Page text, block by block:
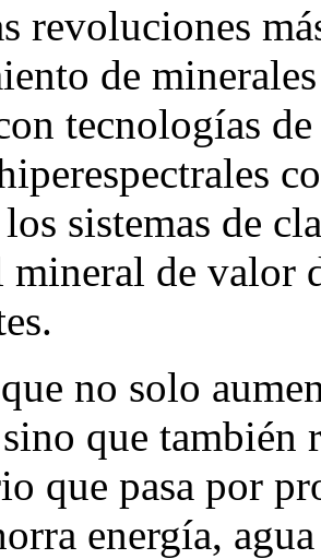
revoluciones
de
tecnologías
sistemas de
mineral de valor
no solo
que también
que pasa por
energía,